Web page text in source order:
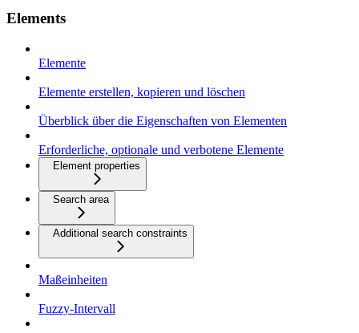
Elements
Elemente
Elemente erstellen, kopieren und löschen
Überblick über die Eigenschaften von Elementen
Erforderliche, optionale und verbotene Elemente
Element properties
Search area
Additional search constraints
Maßeinheiten
Fuzzy-Intervall